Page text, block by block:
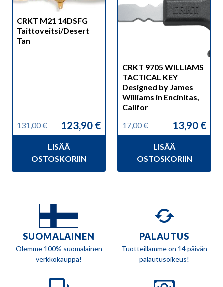
CRKT M21 14DSFG
Taittoveitsi/Desert
Tan
131,00€
Alkuperäinen
hinta
131,00 €.
123,90 €
Nykyinen
hinta
123,90 €.
LISÄÄ
OSTOSKORIIN
CRKT 9705 WILLIAMS
TACTICAL KEY
Designed by James
Williams in Encinitas,
Califor
17,00€
Alkuperäinen
hinta
17,00 €.
13,90 €
Nykyinen
hinta
13,90 €.
LISÄÄ
OSTOSKORIIN
SUOMALAINEN
Olemme 100% suomalainen
verkkokauppa!
PALAUTUS
Tuotteillamme on 14 päivän
palautusoikeus!